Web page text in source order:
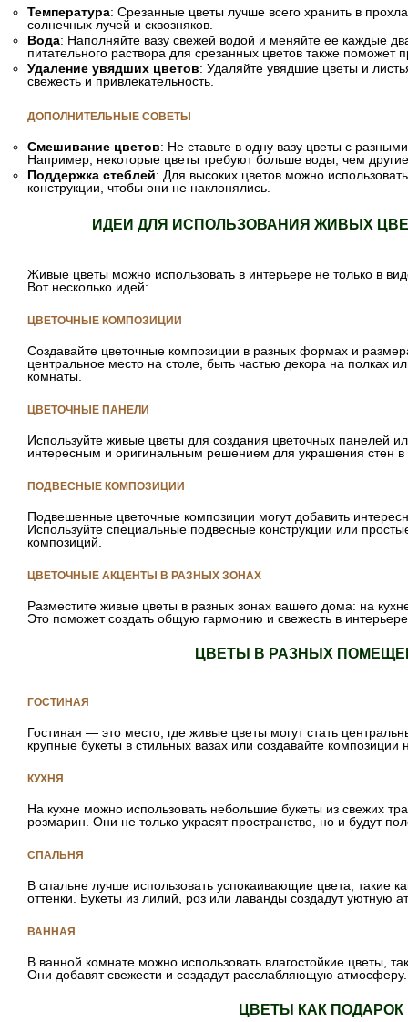
Температура: Срезанные цветы лучше всего хранить в
солнечных лучей и сквозняков.
Вода: Наполняйте вазу свежей водой и меняйте ее каждые
питательного раствора для срезанных цветов также поможет
Удаление увядших цветов: Удаляйте увядшие цветы и
свежесть и привлекательность.
ДОПОЛНИТЕЛЬНЫЕ СОВЕТЫ
Смешивание цветов: Не ставьте в одну вазу цветы с
Например, некоторые цветы требуют больше воды, чем
Поддержка стеблей: Для высоких цветов можно
конструкции, чтобы они не наклонялись.
ИДЕИ ДЛЯ ИСПОЛЬЗОВАНИЯ ЖИВЫХ
Живые цветы можно использовать в интерьере не только в
Вот несколько идей:
ЦВЕТОЧНЫЕ КОМПОЗИЦИИ
Создавайте цветочные композиции в разных формах и
центральное место на столе, быть частью декора на полках
комнаты.
ЦВЕТОЧНЫЕ ПАНЕЛИ
Используйте живые цветы для создания цветочных панелей
интересным и оригинальным решением для украшения стен в
ПОДВЕСНЫЕ КОМПОЗИЦИИ
Подвешенные цветочные композиции могут добавить
Используйте специальные подвесные конструкции или
композиций.
ЦВЕТОЧНЫЕ АКЦЕНТЫ В РАЗНЫХ ЗОНАХ
Разместите живые цветы в разных зонах вашего дома: на
Это поможет создать общую гармонию и свежесть в
ЦВЕТЫ В РАЗНЫХ
ГОСТИНАЯ
Гостиная — это место, где живые цветы могут стать
крупные букеты в стильных вазах или создавайте композиции
КУХНЯ
На кухне можно использовать небольшие букеты из свежих
розмарин. Они не только украсят пространство, но и будут
СПАЛЬНЯ
В спальне лучше использовать успокаивающие цвета, такие
оттенки. Букеты из лилий, роз или лаванды создадут уютную
ВАННАЯ
В ванной комнате можно использовать влагостойкие цветы,
Они добавят свежести и создадут расслабляющую атмосферу.
ЦВЕТЫ КАК ПОДАРОК